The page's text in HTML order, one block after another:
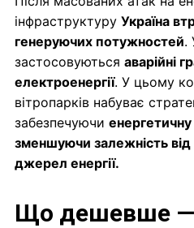
інфраструктуру Україна
генеруючих потужностей.
застосовуються аварійні
електроенергії. У цьому
вітропарків набуває
забезпечуючи енергетичну
зменшуючи залежність від
джерел енергії.
Що дешевше —